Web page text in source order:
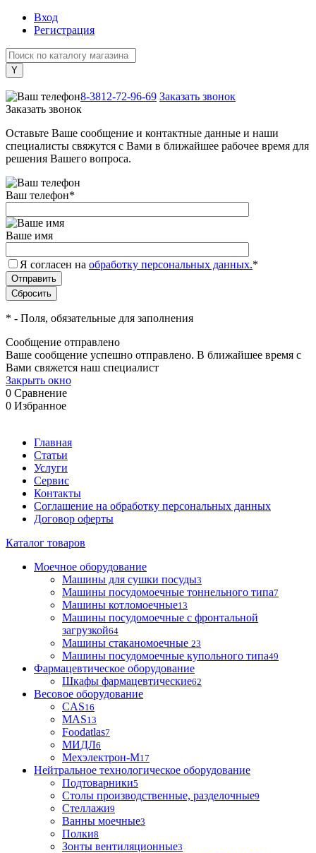
Вход
Регистрация
8-3812-72-96-69 Заказать звонок
Заказать звонок
Оставьте Ваше сообщение и контактные данные и наши
специалисты свяжутся с Вами в ближайшее рабочее время для
решения Вашего вопроса.
Ваш телефон*
Ваше имя
Я согласен на обработку персональных данных.*
* - Поля, обязательные для заполнения
Сообщение отправлено
Ваше сообщение успешно отправлено. В ближайшее время с
Вами свяжется наш специалист
Закрыть окно
0 Сравнение
0 Избранное
Главная
Статьи
Услуги
Сервис
Контакты
Соглашение на обработку персональных данных
Договор оферты
Каталог товаров
Моечное оборудование
Машины для сушки посуды3
Машины посудомоечные тоннельного типа7
Машины котломоечные13
Машины посудомоечные с фронтальной
загрузкой64
Машины стаканомоечные 23
Машины посудомоечные купольного типа49
Фармацевтическое оборудование
Шкафы фармацевтические62
Весовое оборудование
CAS16
MAS13
Foodatlas7
МИДЛ6
Мехэлектрон-М17
Нейтральное технологическое оборудование
Подтоварники5
Столы производственные, разделочные9
Стеллажи9
Ванны моечные3
Полки8
Зонты вентиляционные3